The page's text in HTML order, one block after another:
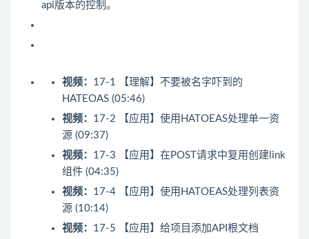
api版本的控制。
视频： 17-1 【理解】不要被名字吓到的
HATEOAS (05:46)
视频： 17-2 【应用】使用HATOEAS处理单一资
源 (09:37)
视频： 17-3 【应用】在POST请求中复用创建link
组件 (04:35)
视频： 17-4 【应用】使用HATOEAS处理列表资
源 (10:14)
视频： 17-5 【应用】给项目添加API根文档